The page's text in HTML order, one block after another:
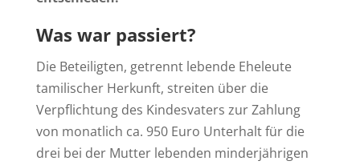
Was war passiert?
Die Beteiligten, getrennt lebende Eheleute
tamilischer Herkunft, streiten über die
Verpflichtung des Kindesvaters zur Zahlung
von monatlich ca. 950 Euro Unterhalt für die
drei bei der Mutter lebenden minderjährigen